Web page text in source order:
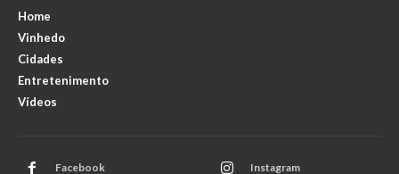
Home
Vinhedo
Cidades
Entretenimento
Vídeos
Facebook Instagram